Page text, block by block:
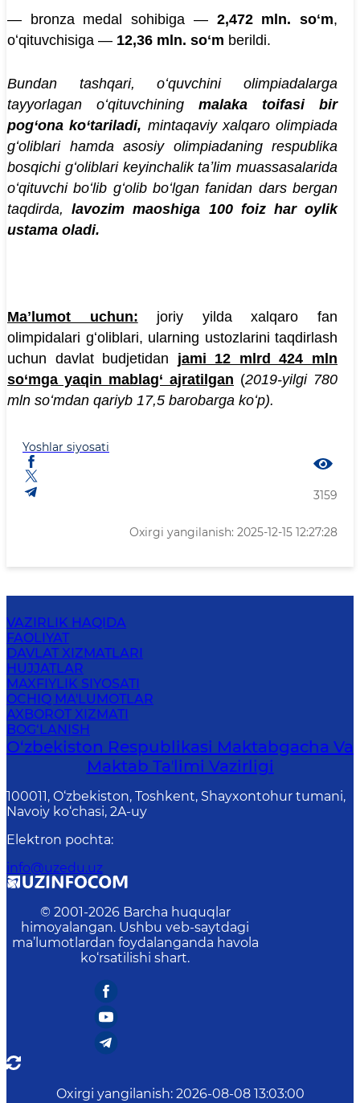
— bronza medal sohibiga — 2,472 mln. soʻm,
oʻqituvchisiga — 12,36 mln. soʻm berildi.
Bundan tashqari, oʻquvchini olimpiadalarga
tayyorlagan oʻqituvchiningmalaka toifasi bir
pogʻona koʻtariladi, mintaqaviy xalqaro olimpiada
gʻoliblari hamda asosiy olimpiadaning respublika
bosqichi gʻoliblari keyinchalik taʼlim muassasalarida
oʻqituvchi boʻlib gʻolib boʻlgan fanidan dars bergan
taqdirda,lavozim maoshiga 100 foiz har oylik
ustama oladi.
Maʼlumot uchun: joriy yilda xalqaro fan
olimpidalari gʻoliblari, ularning ustozlarini taqdirlash
uchun davlat budjetidan jami 12 mlrd 424 mln
so‘mga yaqin mablag‘ ajratilgan (2019-yilgi 780
mln soʻmdan qariyb 17,5 barobarga koʻp).
Yoshlar siyosati
3159
Oxirgi yangilanish: 2025-12-15 12:27:28
VAZIRLIK HAQIDA
FAOLIYAT
DAVLAT XIZMATLARI
HUJJATLAR
MAXFIYLIK SIYOSATI
OCHIQ MA'LUMOTLAR
AXBOROT XIZMATI
BOG‘LANISH
O‘zbekiston Respublikasi Maktabgacha Va
Maktab Taʼlimi Vazirligi
100011, O‘zbekiston, Toshkent, Shayxontohur tumani,
Navoiy ko‘chasi, 2A-uy
Elektron pochta:
info@uzedu.uz
© 2001-2026 Barcha huquqlar
himoyalangan. Ushbu veb-saytdagi
ma’lumotlardan foydalanganda havola
ko‘rsatilishi shart.
Oxirgi yangilanish: 2026-08-08 13:03:00